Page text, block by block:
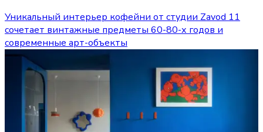
Уникальный интерьер кофейни от студии Zavod 11
сочетает винтажные предметы 60-80-х годов и
современные арт-объекты